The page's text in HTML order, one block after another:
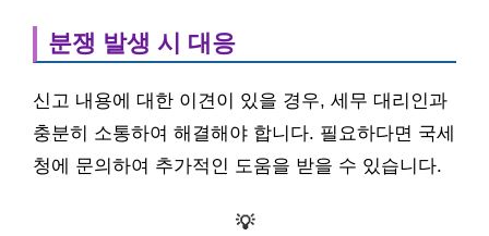
분쟁 발생 시 대응
신고 내용에 대한 이견이 있을 경우, 세무 대리인과
충분히 소통하여 해결해야 합니다. 필요하다면 국세
청에 문의하여 추가적인 도움을 받을 수 있습니다.
💡